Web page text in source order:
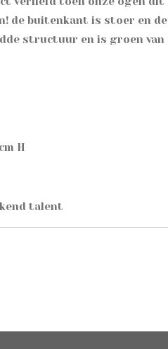
de buitenkant is stoer en de
structuur en is groen van
H
talent